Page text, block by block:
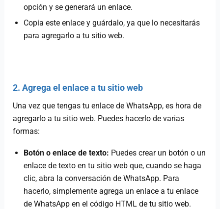
opción y se generará un enlace.
Copia este enlace y guárdalo, ya que lo necesitarás
para agregarlo a tu sitio web.
2. Agrega el enlace a tu sitio web
Una vez que tengas tu enlace de WhatsApp, es hora de
agregarlo a tu sitio web. Puedes hacerlo de varias
formas:
Botón o enlace de texto: Puedes crear un botón o un
enlace de texto en tu sitio web que, cuando se haga
clic, abra la conversación de WhatsApp. Para
hacerlo, simplemente agrega un enlace a tu enlace
de WhatsApp en el código HTML de tu sitio web.